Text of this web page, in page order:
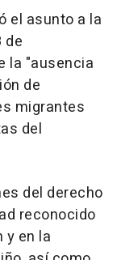
el asunto a la
de
la "ausencia
de
migrantes
del
del derecho
reconocido
y en la